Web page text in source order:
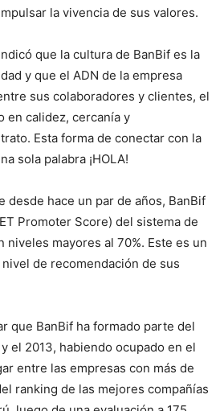
la vivencia de sus valores.
que la cultura de BanBif es la
y que el ADN de la empresa
sus colaboradores y clientes, el
en calidez, cercanía y
Esta forma de conectar con la
sola palabra ¡HOLA!
desde hace un par de años, BanBif
Promoter Score) del sistema de
niveles mayores al 70%. Este es un
de recomendación de sus
que BanBif ha formado parte del
el 2013, habiendo ocupado en el
entre las empresas con más de
ranking de las mejores compañías